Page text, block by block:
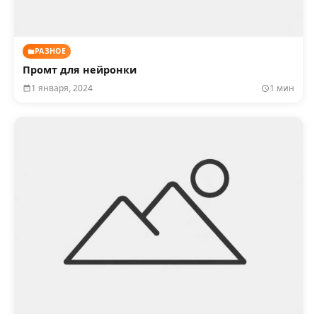
РАЗНОЕ
Промт для нейронки
1 января, 2024 1 мин